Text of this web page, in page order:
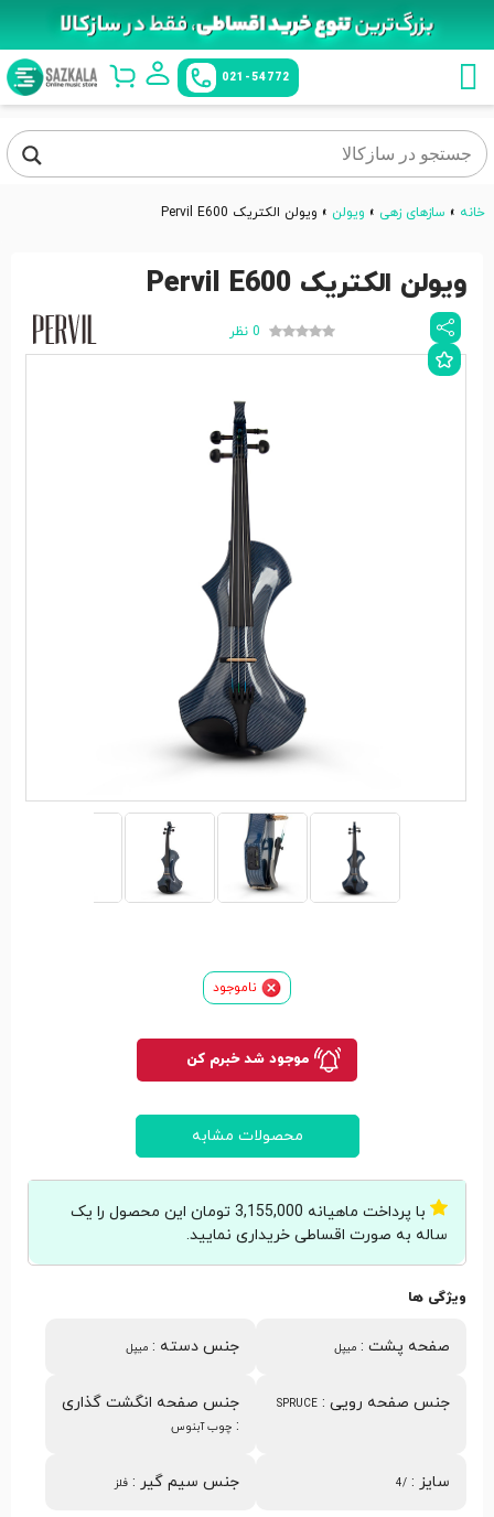
021-54772
خانه » سازهای زهی » ویولن » ویولن الکتریک Pervil E600
ویولن الکتریک Pervil E600
موجود شد خبرم کن
ناموجود
محصولات مشابه
با پرداخت ماهیانه 3,155,000 تومان این محصول را یک
ساله به صورت اقساطی خریداری نمایید.
ویژگی ها
صفحه پشت : میپل جنس دسته :میپل
جنس صفحه رویی :
SPRUCE
جنس صفحه انگشت گذاری
:چوب آبنوس
سایز :
/4 جنس سیم گیر :فلز
0 نظر